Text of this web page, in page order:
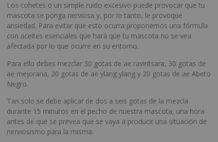
Los cohetes o un simple ruido excesivo puede provocar que tu
mascota se ponga nerviosa y, por lo tanto, le provoque
ansiedad. Para evitar que esto ocurra proponemos una fórmula
con aceites esenciales que hará que tu mascota no se vea
afectada por lo que ocurre en su entorno.
Para ello debes mezclar 30 gotas de ae ravintsara, 30 gotas de
ae mejorana, 20 gotas de ae ylang ylang y 20 gotas de ae Abeto
Negro.
Tan solo se debe aplicar de dos a seis gotas de la mezcla
durante 15 minutos en el pecho de nuestra mascota, una hora
antes de que se prevea que se vaya a producir una situación de
nerviosismo para la misma.